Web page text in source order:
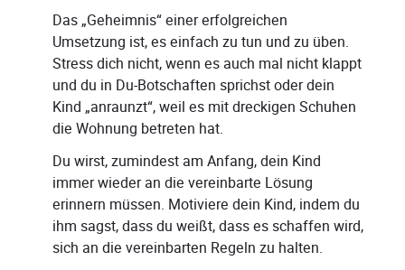
Das „Geheimnis“ einer erfolgreichen
Umsetzung ist, es einfach zu tun und zu üben.
Stress dich nicht, wenn es auch mal nicht klappt
und du in Du-Botschaften sprichst oder dein
Kind „anraunzt“, weil es mit dreckigen Schuhen
die Wohnung betreten hat.
Du wirst, zumindest am Anfang, dein Kind
immer wieder an die vereinbarte Lösung
erinnern müssen. Motiviere dein Kind, indem du
ihm sagst, dass du weißt, dass es schaffen wird,
sich an die vereinbarten Regeln zu halten.